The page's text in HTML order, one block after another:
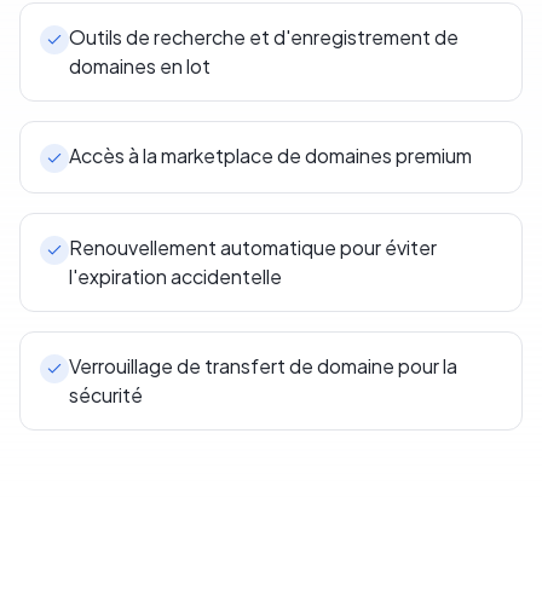
Outils de recherche et d'enregistrement de
domaines en lot
Accès à la marketplace de domaines premium
Renouvellement automatique pour éviter
l'expiration accidentelle
Verrouillage de transfert de domaine pour la
sécurité